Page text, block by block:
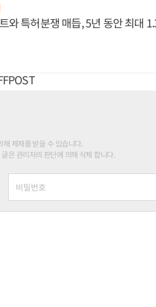
와 특허분쟁 매듭, 5년 동안 최대
제재를 받을 수 있습니다.
은 관리자의 판단에 의해 삭제 합니다.